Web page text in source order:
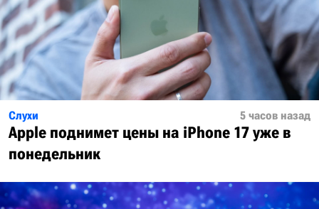
Слухи 5 часов назад
Apple поднимет цены на iPhone 17 уже в
понедельник